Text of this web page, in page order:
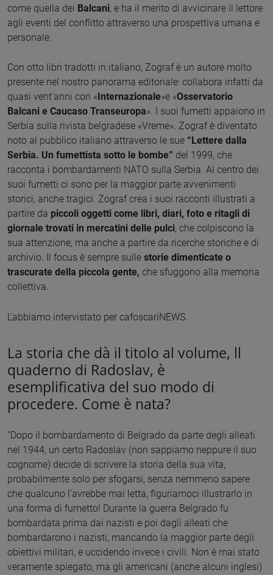
come quella dei Balcani, e ha il merito di avvicinare il lettore
agli eventi del conflitto attraverso una prospettiva umana e
personale.
Con otto libri tradotti in italiano, Zograf è un autore molto
presente nel nostro panorama editoriale: collabora infatti da
quasi vent’anni con « Internazionale»e «Osservatorio
Balcani e Caucaso Transeuropa». I suoi fumetti appaiono in
Serbia sulla rivista belgradese «Vreme». Zograf è diventato
noto al pubblico italiano attraverso le sue “Lettere dalla
Serbia. Un fumettista sotto le bombe” del 1999, che
racconta i bombardamenti NATO sulla Serbia. Al centro dei
suoi fumetti ci sono per la maggior parte avvenimenti
storici, anche tragici. Zograf crea i suoi racconti illustrati a
partire da piccoli oggetti come libri, diari, foto e ritagli di
giornale trovati in mercatini delle pulci, che colpiscono la
sua attenzione, ma anche a partire da ricerche storiche e di
archivio. Il focus è sempre sulle storie dimenticate o
trascurate della piccola gente, che sfuggono alla memoria
collettiva.
L’abbiamo intervistato per cafoscariNEWS.
La storia che dà il titolo al volume, ll
quaderno di Radoslav, è
esemplificativa del suo modo di
procedere. Come è nata?
“Dopo il bombardamento di Belgrado da parte degli alleati
nel 1944, un certo Radoslav (non sappiamo neppure il suo
cognome) decide di scrivere la storia della sua vita,
probabilmente solo per sfogarsi, senza nemmeno sapere
che qualcuno l’avrebbe mai letta, figuriamoci illustrarlo in
una forma di fumetto! Durante la guerra Belgrado fu
bombardata prima dai nazisti e poi dagli alleati che
bombardarono i nazisti, mancando la maggior parte degli
obiettivi militari, e uccidendo invece i civili. Non è mai stato
veramente spiegato, ma gli americani (anche alcuni inglesi)